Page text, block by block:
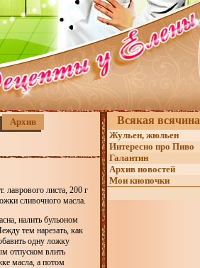
Архив
лаврового листа, 200 г
сливочного масла.
налить бульоном
тем нарезать, как
одну ложку
отпуском влить
масла, а потом
Всякая всячина
Жульен, жюльен
Интересно про Пиво
Галантин
Архив новостей
Мои кнопочки